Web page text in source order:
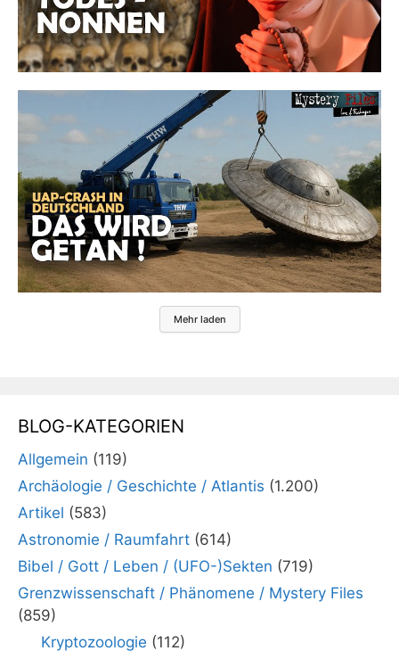
Mehr laden
BLOG-KATEGORIEN
Allgemein (119)
Archäologie / Geschichte / Atlantis (1.200)
Artikel (583)
Astronomie / Raumfahrt (614)
Bibel / Gott / Leben / (UFO-)Sekten (719)
Grenzwissenschaft / Phänomene / Mystery Files
(859)
Kryptozoologie (112)